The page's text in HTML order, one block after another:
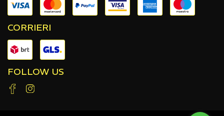
CORRIERI
FOLLOW US